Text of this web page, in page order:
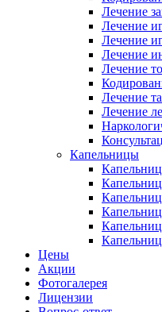
Лечение
Лечение
Лечение
Лечение
Лечение
Лечение
Лечение
Капельницы
Цены
Акции
Фотогалерея
Лицензии